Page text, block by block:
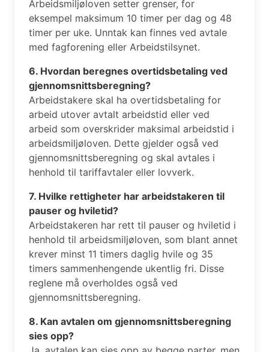
Arbeidsmiljøloven setter grenser, for
eksempel maksimum 10 timer per dag og 48
timer per uke. Unntak kan finnes ved avtale
med fagforening eller Arbeidstilsynet.
6. Hvordan beregnes overtidsbetaling ved
gjennomsnittsberegning?
Arbeidstakere skal ha overtidsbetaling for
arbeid utover avtalt arbeidstid eller ved
arbeid som overskrider maksimal arbeidstid i
arbeidsmiljøloven. Dette gjelder også ved
gjennomsnittsberegning og skal avtales i
henhold til tariffavtaler eller lovverk.
7. Hvilke rettigheter har arbeidstakeren til
pauser og hviletid?
Arbeidstakeren har rett til pauser og hviletid i
henhold til arbeidsmiljøloven, som blant annet
krever minst 11 timers daglig hvile og 35
timers sammenhengende ukentlig fri. Disse
reglene må overholdes også ved
gjennomsnittsberegning.
8. Kan avtalen om gjennomsnittsberegning
sies opp?